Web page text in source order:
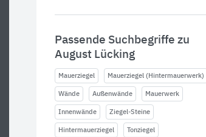
Passende Suchbegriffe zu
August Lücking
Mauerziegel Mauerziegel (Hintermauerwerk)
Wände Außenwände Mauerwerk
Innenwände Ziegel-Steine
Hintermauerziegel Tonziegel